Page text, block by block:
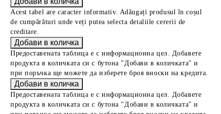
Acest tabel are caracter informativ. Adăugați produsul în coșul
de cumpărături unde veți putea selecta detaliile cererii de
creditare.
Предоставената таблица е с информационна цел. Добавете
продукта в количката си с бутона "Добави в количката" и
при поръчка ще можете да изберете броя вноски на кредита.
Предоставената таблица е с информационна цел. Добавете
продукта в количката си с бутона "Добави в количката" и